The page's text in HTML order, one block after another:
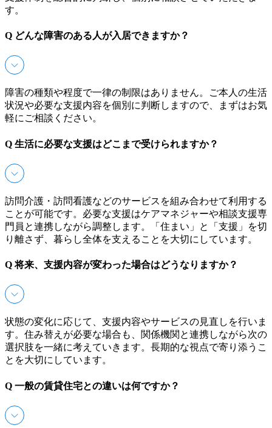
す。
Q どんな障害のある人が入居できますか？
障害の種類や程度で一律の制限はありません。ご本人の生活
状況や必要な支援内容を個別に判断しますので、まずはお気
軽にご相談ください。
Q 生活に必要な支援はどこまで受けられますか？
訪問介護・訪問看護などのサービスを組み合わせて利用する
ことが可能です。必要な支援はケアマネジャーや相談支援専
門員と連携しながら調整します。「住まい」と「支援」を切
り離さず、暮らし全体を支えることを大切にしています。
Q 将来、支援内容が変わった場合はどうなりますか？
状態の変化に応じて、支援内容やサービスの見直しを行いま
す。住み替えが必要な場合も、関係機関と連携しながら次の
選択肢を一緒に考えていきます。長期的な視点で寄り添うこ
とを大切にしています。
Q 一般の賃貸住宅との違いは何ですか？